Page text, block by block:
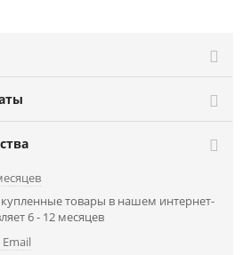
купленные товары в нашем интернет-
6 - 12 месяцев